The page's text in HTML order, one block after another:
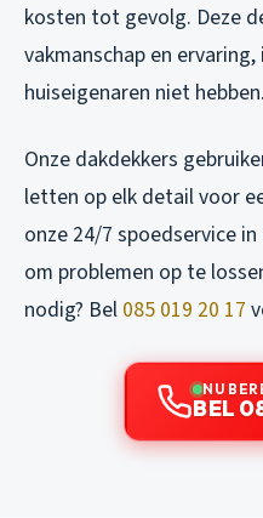
kosten tot gevolg. Deze
vakmanschap en
huiseigenaren niet hebben.
Onze dakdekkers
letten op elk detail voor
onze 24/7 spoedservice
om problemen op te
nodig? Bel 085 019 20 17
NU
BEL